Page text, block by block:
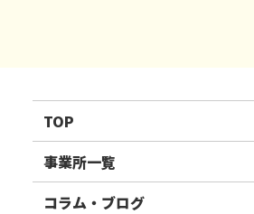
TOP
リハスワーク
リハスファーム
事業所一覧
関東エリア
コラム・ブログ